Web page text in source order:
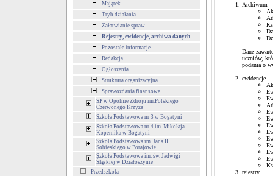
Majątek
Tryb działania
Załatwianie spraw
Rejestry, ewidencje, archiwa danych
Pozostałe informacje
Redakcja
Ogłoszenia
Struktura organizacyjna
Sprawozdania finansowe
SP w Opolnie Zdroju im.Polskiego
Czerwonego Krzyża
Szkoła Podstawowa nr 3 w Bogatyni
Szkoła Podstawowa nr 4 im. Mikołaja
Kopernika w Bogatyni
Szkoła Podstawowa im. Jana III
Sobieskiego w Porajowie
Szkoła Podstawowa im. św. Jadwigi
Śląskiej w Działoszynie
Przedszkola
Archiwum
Dane
uczniów,
podania o
ewidencje
rejestry